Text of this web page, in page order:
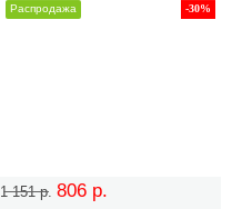
1 151 р. 806 р.
-30%
Распродажа